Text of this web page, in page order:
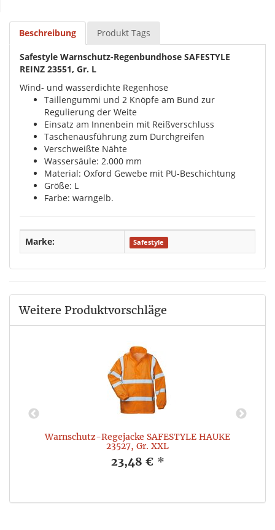
Beschreibung Produkt Tags
Safestyle Warnschutz-Regenbundhose SAFESTYLE
REINZ 23551, Gr. L
Wind- und wasserdichte Regenhose
Taillengummi und 2 Knöpfe am Bund zur
Regulierung der Weite
Einsatz am Innenbein mit Reißverschluss
Taschenausführung zum Durchgreifen
Verschweißte Nähte
Wassersäule: 2.000 mm
Material: Oxford Gewebe mit PU-Beschichtung
Größe: L
Farbe: warngelb.
Marke: Safestyle
Weitere Produktvorschläge
Warnschutz-Regejacke SAFESTYLE HAUKE
23527, Gr. XXL
23,48 € *